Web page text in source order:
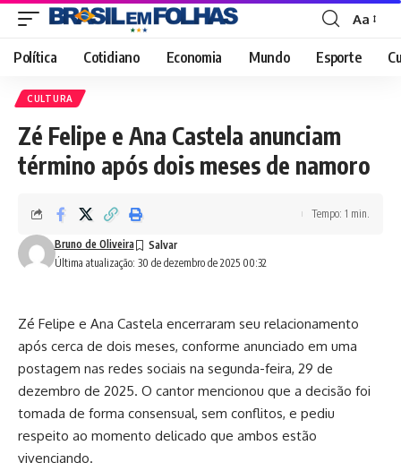
Font
Resizer
Aa
Política Cotidiano Economia Mundo Esporte
CULTURA
Zé Felipe e Ana Castela anunciam
término após dois meses de namoro
Última atualização: 30 de dezembro de 2025 00:32
Bruno de Oliveira
Tempo: 1 min.
Zé Felipe e Ana Castela encerraram seu relacionamento
após cerca de dois meses, conforme anunciado em uma
postagem nas redes sociais na segunda-feira, 29 de
dezembro de 2025. O cantor mencionou que a decisão foi
tomada de forma consensual, sem conflitos, e pediu
respeito ao momento delicado que ambos estão
vivenciando.